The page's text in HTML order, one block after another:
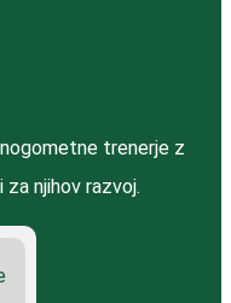
trenerje z
za njihov razvoj.